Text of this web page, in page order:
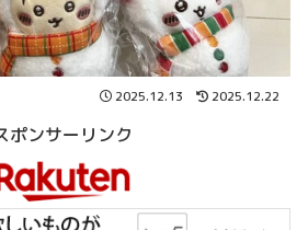
2025.12.13 2025.12.22
ポンサーリンク